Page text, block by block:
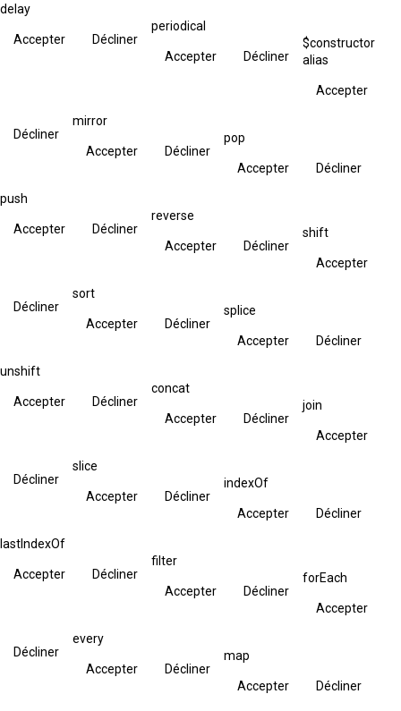
delay
Accepter Décliner
periodical
Accepter Décliner
$constructor
alias
Accepter
Décliner
mirror
Accepter Décliner
pop
Accepter Décliner
push
Accepter Décliner
reverse
Accepter Décliner
shift
Accepter
Décliner
sort
Accepter Décliner
splice
Accepter Décliner
unshift
Accepter Décliner
concat
Accepter Décliner
join
Accepter
Décliner
slice
Accepter Décliner
indexOf
Accepter Décliner
lastIndexOf
Accepter Décliner
filter
Accepter Décliner
forEach
Accepter
Décliner
every
Accepter Décliner
map
Accepter Décliner